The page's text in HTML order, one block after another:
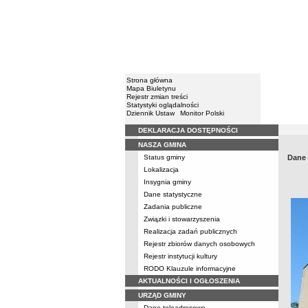
Strona główna
Mapa Biuletynu
Rejestr zmian treści
Statystyki oglądalności
Dziennik Ustaw
Monitor Polski
Menu
DEKLARACJA DOSTĘPNOŚCI
NASZA GMINA
Status gminy
Lokalizacja
Insygnia gminy
Dane statystyczne
Zadania publiczne
Związki i stowarzyszenia
Realizacja zadań publicznych
Rejestr zbiorów danych osobowych
Rejestr instytucji kultury
RODO Klauzule informacyjne
AKTUALNOŚCI I OGŁOSZENIA
URZĄD GMINY
Dane